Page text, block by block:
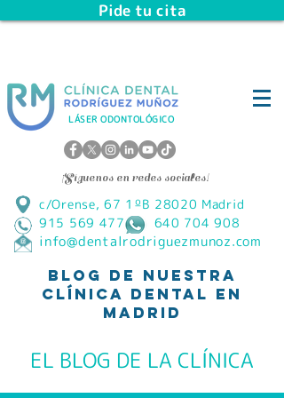
Pide tu cita
LÁSER ODONTOLÓGICO
¡Síguenos en redes sociales!
c/Orense, 67 1ºB 28020 Madrid
915 569 477 640 704 908
info@dentalrodriguezmunoz.com
Blog de Nuestra
Clínica Dental en
Madrid
EL BLOG DE LA CLÍNICA